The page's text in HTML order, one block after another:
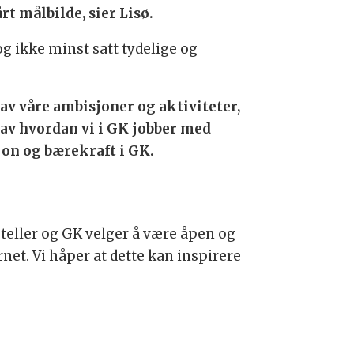
målbilde, sier Lisø.
ikke minst satt tydelige og
våre ambisjoner og aktiviteter,
hvordan vi i GK jobber med
og bærekraft i GK.
og GK velger å være åpen og
Vi håper at dette kan inspirere